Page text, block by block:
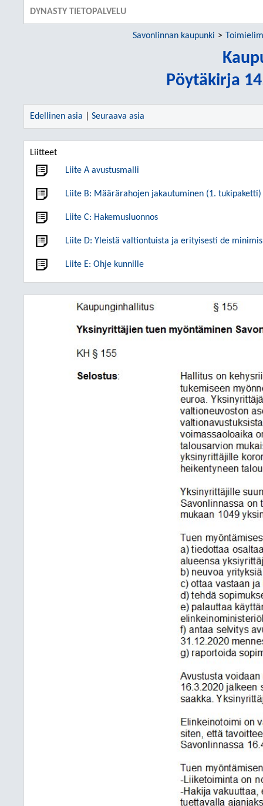
DYNASTY TIETOPALVELU
Savonlinnan kaupunki
Pöytäkirja
Edellinen asia Seuraava asia
Liitteet
Liite A avustusmalli
Liite B: Määrärahojen jakautuminen (1. tukipaketti)
Liite C: Hakemusluonnos
Liite D: Yleistä valtiontuista ja erityisesti de
Liite E: Ohje kunnille